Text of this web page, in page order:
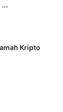
...
Kripto